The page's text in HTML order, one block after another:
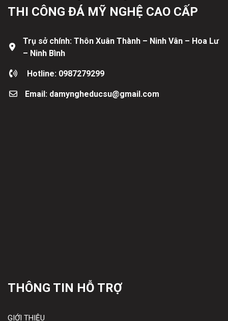
THI CÔNG ĐÁ MỸ NGHỆ CAO CẤP
Trụ sở chính: Thôn Xuân Thành – Ninh Vân – Hoa Lư
– Ninh Bình
Hotline: 0987279299
Email: damyngheducsu@gmail.com
THÔNG TIN HỖ TRỢ
GIỚI THIỆU